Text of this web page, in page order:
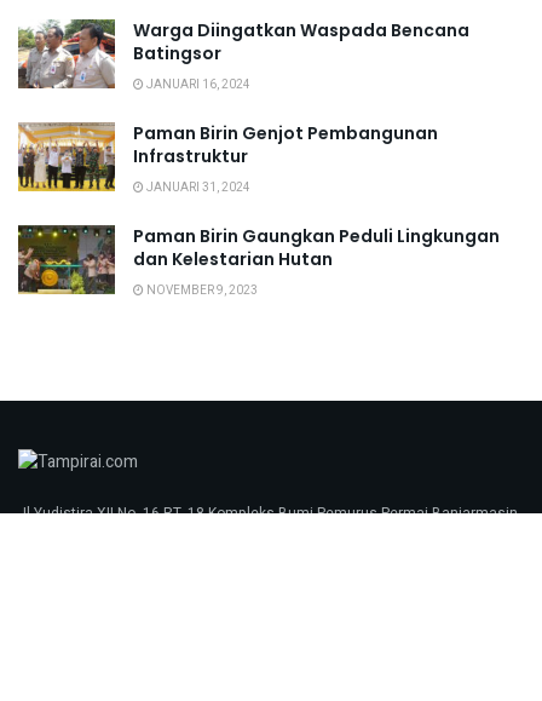
Warga Diingatkan Waspada Bencana
Batingsor
JANUARI 16, 2024
Paman Birin Genjot Pembangunan
Infrastruktur
JANUARI 31, 2024
Paman Birin Gaungkan Peduli Lingkungan
dan Kelestarian Hutan
NOVEMBER 9, 2023
Jl Yudistira XII No. 16 RT. 18 Kompleks Bumi Pemurus Permai Banjarmasin